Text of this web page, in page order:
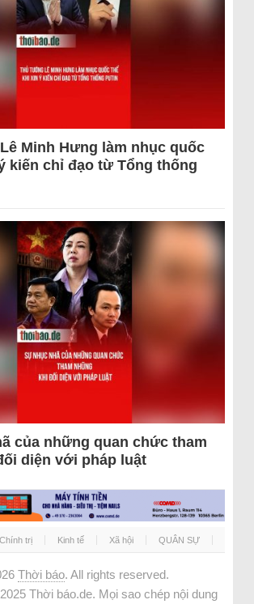
Minh Hưng làm nhục quốc
kiến chỉ đạo từ Tổng thống
của những quan chức tham
diện với pháp luật
Chính trị Kinh tế Xã hội QUÂN SỰ
Thời báo. All rights reserved.
Thời báo.de. Mọi sao chép nội dung